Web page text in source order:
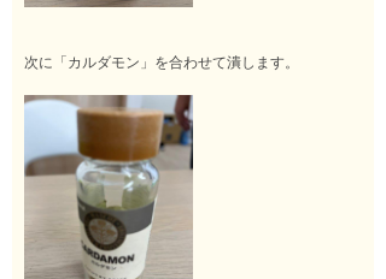
次に「カルダモン」を合わせて潰します。